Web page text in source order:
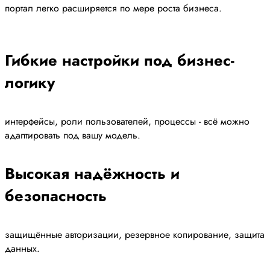
портал легко расширяется по мере роста бизнеса.
Гибкие настройки под бизнес-
логику
интерфейсы, роли пользователей, процессы - всё можно
адаптировать под вашу модель.
Высокая надёжность и
безопасность
защищённые авторизации, резервное копирование, защита
данных.